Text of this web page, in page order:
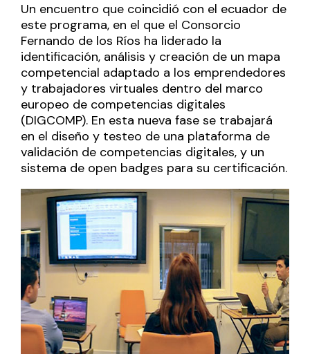
Un encuentro que coincidió con el ecuador de
este programa, en el que el Consorcio
Fernando de los Ríos ha liderado la
identificación, análisis y creación de un mapa
competencial adaptado a los emprendedores
y trabajadores virtuales dentro del marco
europeo de competencias digitales
(DIGCOMP). En esta nueva fase se trabajará
en el diseño y testeo de una plataforma de
validación de competencias digitales, y un
sistema de open badges para su certificación.